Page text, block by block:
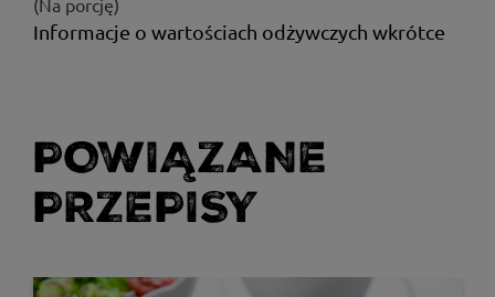
(Na porcję)
Informacje o wartościach odżywczych wkrótce
POWIĄZANE
PRZEPISY